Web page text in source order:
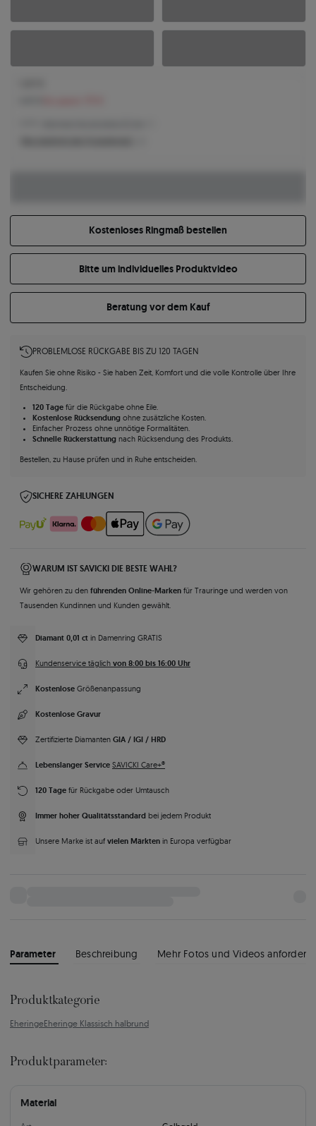
Kostenloses Ringmaß bestellen
Bitte um individuelles Produktvideo
Beratung vor dem Kauf
PROBLEMLOSE RÜCKGABE BIS ZU 120 TAGEN
Kaufen Sie ohne Risiko - Sie haben Zeit, Komfort und die volle Kontrolle über Ihre
Entscheidung.
120 Tagefür die Rückgabe ohne Eile.
Kostenlose Rücksendungohne zusätzliche Kosten.
Einfacher Prozess ohne unnötige Formalitäten.
Schnelle Rückerstattungnach Rücksendung des Produkts.
Bestellen, zu Hause prüfen und in Ruhe entscheiden.
SICHERE ZAHLUNGEN
WARUM IST SAVICKI DIE BESTE WAHL?
Wir gehören zu den führenden Online-Marken für Trauringe und werden von
Tausenden Kundinnen und Kunden gewählt.
Diamant 0,01 ct in Damenring GRATIS
Kundenservice täglich von 8:00 bis 16:00 Uhr
Kostenlose Größenanpassung
Kostenlose Gravur
Zertifizierte Diamanten GIA / IGI / HRD
Lebenslanger Service SAVICKI Care+®
120 Tage für Rückgabe oder Umtausch
Immer hoher Qualitätsstandard bei jedem Produkt
Unsere Marke ist auf vielen Märkten in Europa verfügbar
Parameter Beschreibung Mehr Fotos und Videos anfordern
Produktkategorie
EheringeEheringe Klassisch halbrund
Produktparameter:
Material